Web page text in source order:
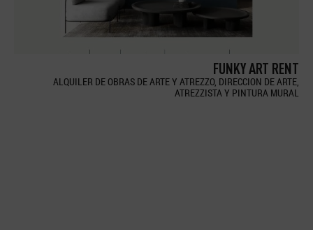
FUNKY ART RENT
ALQUILER DE OBRAS DE ARTE Y ATREZZO, DIRECCION DE ARTE,
ATREZZISTA Y PINTURA MURAL